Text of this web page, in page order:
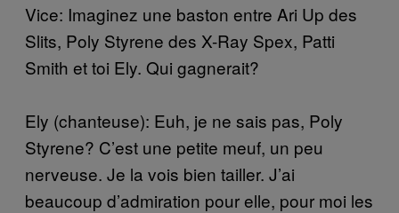
Vice: Imaginez une baston entre Ari Up des
Slits, Poly Styrene des X-Ray Spex, Patti
Smith et toi Ely. Qui gagnerait?
Ely (chanteuse): Euh, je ne sais pas, Poly
Styrene? C’est une petite meuf, un peu
nerveuse. Je la vois bien tailler. J’ai
beaucoup d’admiration pour elle, pour moi les